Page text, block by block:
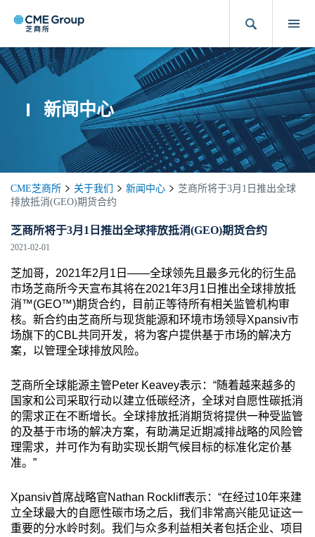
新闻中心
CME芝商所 关于我们 新闻中心
芝商所将于3月1日推出全球
排放抵消(GEO)期货合约
芝商所将于3月1日推出全球排放抵消(GEO)期货合约
2021-02-01
芝加哥，2021年2月1日——全球领先且最多元化的衍生品
市场芝商所今天宣布其将在2021年3月1日推出全球排放抵
消™(GEO™)期货合约，目前正等待所有相关监管机构审
核。新合约由芝商所与现货能源和环境市场领导Xpansiv市
场旗下的CBL共同开发，将为客户提供基于市场的解决方
案，以管理全球排放风险。
芝商所全球能源主管Peter Keavey表示：“随着越来越多的
国家和公司采取行动以建立低碳经济，全球对自愿性碳抵消
的需求正在不断增长。全球排放抵消期货将提供一种受监管
的及基于市场的解决方案，有助满足近期减排战略的风险管
理需求，并可作为有助实现长期气候目标的标准化定价基
准。”
Xpansiv首席战略官Nathan Rockliff表示：“在经过10年来建
立全球最大的自愿性碳市场之后，我们非常高兴能见证这一
重要的分水岭时刻。我们与众多利益相关者包括企业、项目